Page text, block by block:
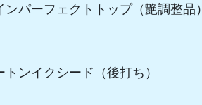
パーフェクトトップ（艶調整品）
ンイクシード（後打ち）